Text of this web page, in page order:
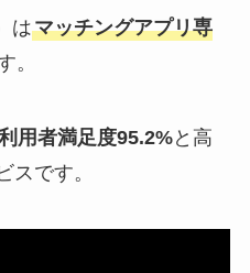
はマッチングアプリ専
。
用者満足度95.2%と高
スです。